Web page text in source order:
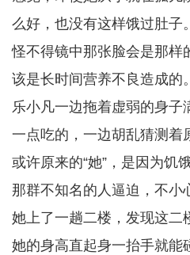
么好，也没有这样饿过肚子。
怪不得镜中那张脸会是那样
该是长时间营养不良造成的。
乐小凡一边拖着虚弱的身子
一点吃的，一边胡乱猜测着
或许原来的“她”，是因为饥
那群不知名的人逼迫，不小
她上了一趟二楼，发现这二
她的身高直起身一抬手就能